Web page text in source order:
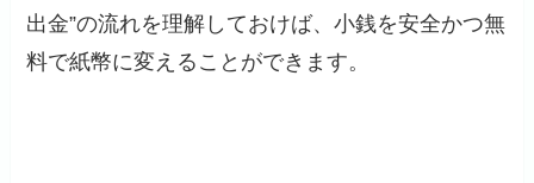
出金”の流れを理解しておけば、小銭を安全かつ無
料で紙幣に変えることができます。